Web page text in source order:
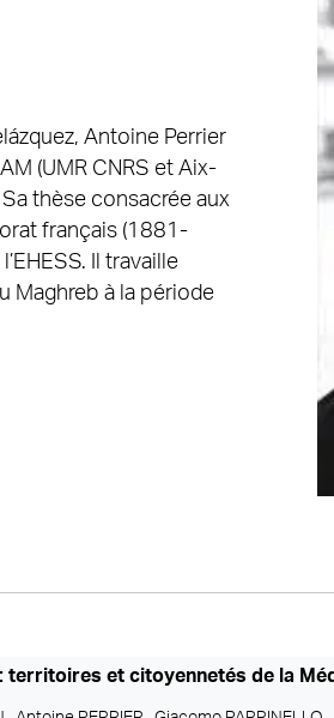
Antoine Perrier
(UMR CNRS et Aix-
thèse consacrée aux
français (1881-
Il travaille
Maghreb à la période
territoires et citoyennetés de la